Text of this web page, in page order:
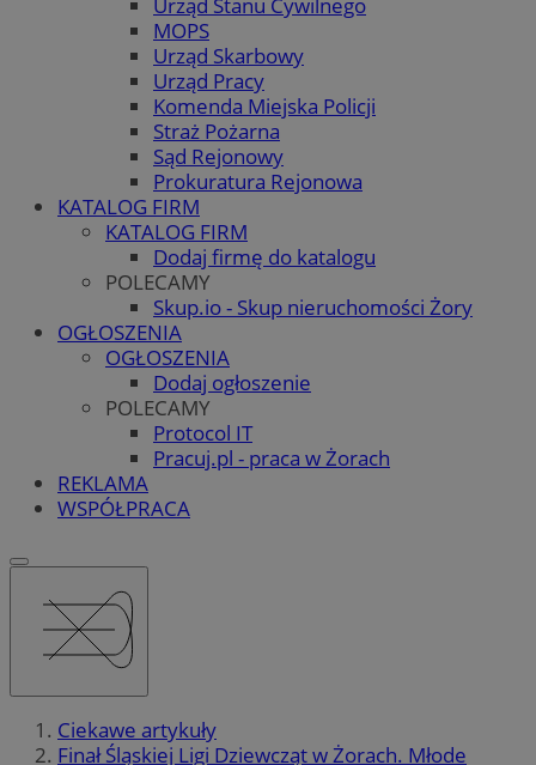
MOPS
Urząd Skarbowy
Urząd Pracy
Komenda Miejska Policji
Straż Pożarna
Sąd Rejonowy
Prokuratura Rejonowa
KATALOG FIRM
KATALOG FIRM
Dodaj firmę do katalogu
POLECAMY
Skup.io - Skup nieruchomości Żory
OGŁOSZENIA
OGŁOSZENIA
Dodaj ogłoszenie
POLECAMY
Protocol IT
Pracuj.pl - praca w Żorach
REKLAMA
WSPÓŁPRACA
Ciekawe artykuły
Finał Śląskiej Ligi Dziewcząt w Żorach. Młode